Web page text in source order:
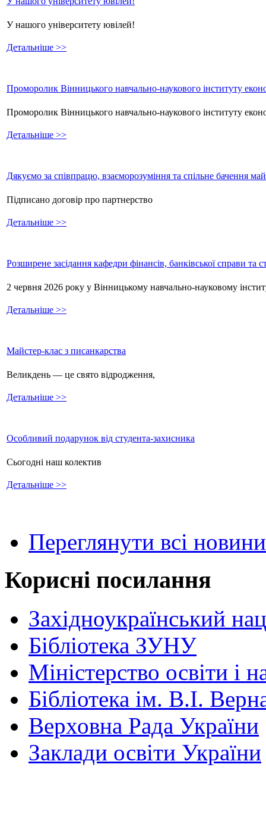
У нашого університету ювілей!
Детальніше >>
Проморолик Вінницького навчально-наукового інституту
Проморолик Вінницького навчально-наукового інституту
Детальніше >>
Дякуємо за співпрацю, взаєморозуміння та спільне бачення
Підписано договір про партнерство
Детальніше >>
Розширене засідання кафедри фінансів, банківської справи та
2 червня 2026 року у Вінницькому навчально-науковому
Детальніше >>
Майстер-клас з писанкарства
Великдень — це свято відродження,
Детальніше >>
Особливий подарунок від студента-захисника
Сьогодні наш колектив
Детальніше >>
Переглянути всі новини
Корисні посилання
Західноукраїнський
Бібліотека ЗУНУ
Міністерство освіти і
Бібліотека ім. В.І.
Верховна Рада України
Заклади освіти України